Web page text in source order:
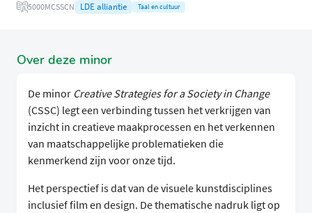
5000MCSSCN LDE alliantie Taal en cultuur
Over deze minor
De minor Creative Strategies for a Society in Change
(CSSC) legt een verbinding tussen het verkrijgen van
inzicht in creatieve maakprocessen en het verkennen
van maatschappelijke problematieken die
kenmerkend zijn voor onze tijd.
Het perspectief is dat van de visuele kunstdisciplines
inclusief film en design. De thematische nadruk ligt op